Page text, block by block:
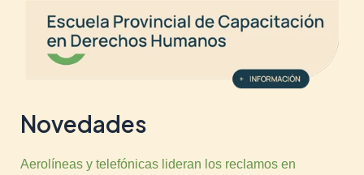
Novedades
Aerolíneas y telefónicas lideran los reclamos en